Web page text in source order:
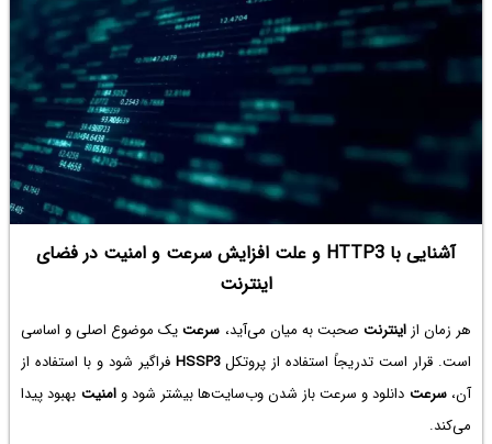
آشنایی با HTTP3 و علت افزایش سرعت و امنیت در فضای
اینترنت
هر زمان ازاینترنت صحبت به میان می‌آید، سرعتیک موضوع اصلی و اساسی
است. قرار است تدریجاً استفاده از پروتکلHSSP3 فراگیر شود و با استفاده از
آن،سرعت دانلود و سرعت باز شدن وب‌سایت‌ها بیشتر شود وامنیت بهبود پیدا
می‌کند.